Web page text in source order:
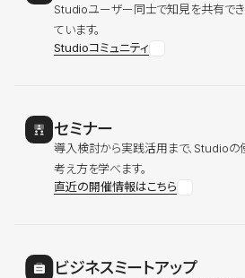
Studioユーザー同士で知見を共有でき
ています。
Studioコミュニティ
セミナー
導入検討から実践活用まで、Studioの
考え方を学べます。
直近の開催情報はこちら
ビジネスミートアップ